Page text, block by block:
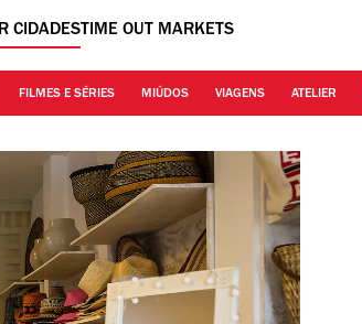
CIDADESTIME OUT MARKETS
FILMES E SÉRIES MIÚDOS VIAGENS ATELIER